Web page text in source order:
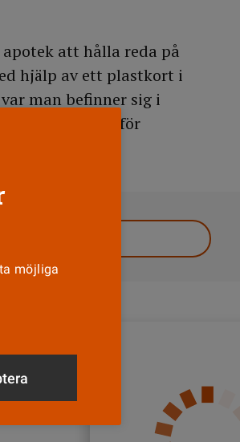
att hålla reda på
hjälp av ett plastkort i
man befinner sig i
att underlätta för
tandat.
möjliga